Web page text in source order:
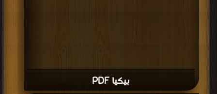
بيكيا PDF